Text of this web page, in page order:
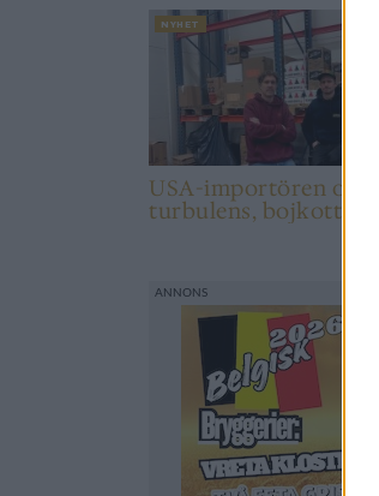
NYHET
USA-importören om
turbulens, bojkott och